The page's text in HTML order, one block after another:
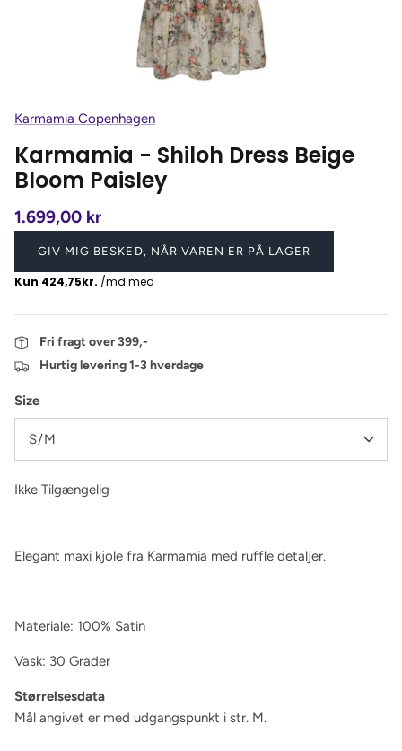
Karmamia Copenhagen
Karmamia - Shiloh Dress Beige
Bloom Paisley
1.699,00 kr
GIV MIG BESKED, NÅR VAREN ER PÅ LAGER
Fri fragt over 399,-
Hurtig levering 1-3 hverdage
Size
S/M
Ikke Tilgængelig
Elegant maxi kjole fra Karmamia med ruffle detaljer.
Materiale: 100% Satin
Vask: 30 Grader
Størrelsesdata
Mål angivet er med udgangspunkt i str. M.